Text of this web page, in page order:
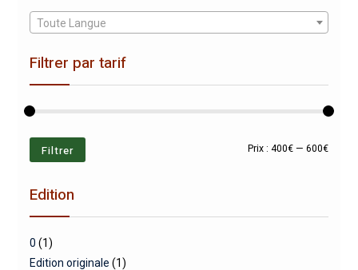
Toute Langue
Filtrer par tarif
Prix
Prix
Filtrer Prix :400€ —600€
Edition
0 (1)
Edition originale (1)